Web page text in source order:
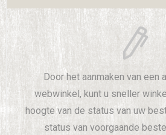
Door het aanmaken van een
webwinkel, kunt u sneller
hoogte van de status van uw
status van voorgaande